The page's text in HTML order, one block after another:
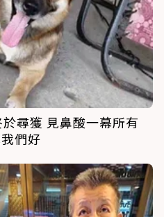
尋獲 見鼻酸一幕所有
們好